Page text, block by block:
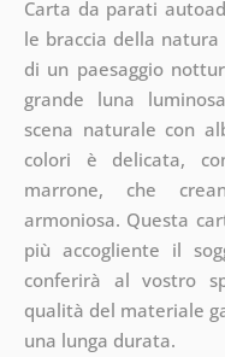
Carta da parati
le braccia della
di un paesaggio
grande luna
scena naturale con
colori è delicata,
marrone, che
armoniosa. Questa
più accogliente il
conferirà al vostro
qualità del materiale
una lunga durata.